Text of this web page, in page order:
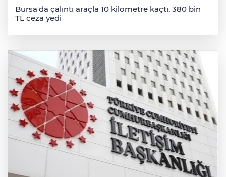
Bursa'da çalıntı araçla 10 kilometre kaçtı, 380 bin
TL ceza yedi